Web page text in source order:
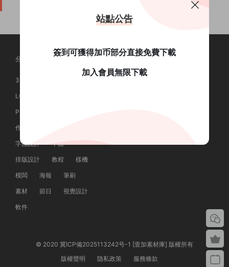
分類
3D素材
LOGO設計
PPT模闆
作品集
字體設計 平面
排版設計 教程 樣機
模闆 海報 筆刷
素材 節日 視覺設計
軟件
© 2020 冀ICP備2025113242号-1 [壹加素材庫] 版權所有
版權聲明
隐私政策 服務條款
站點公告
簽到可獲得加币部分直接免費下載
加入會員無限下載